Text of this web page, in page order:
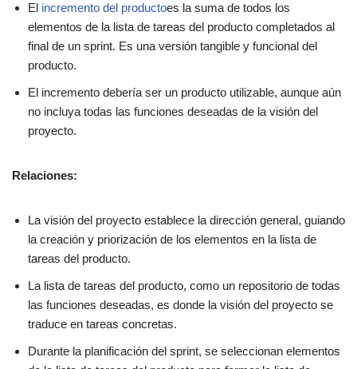
El incremento del productoes la suma de todos los
elementos de la lista de tareas del producto completados al
final de un sprint. Es una versión tangible y funcional del
producto.
El incremento debería ser un producto utilizable, aunque aún
no incluya todas las funciones deseadas de la visión del
proyecto.
Relaciones:
La visión del proyecto establece la dirección general, guiando
la creación y priorización de los elementos en la lista de
tareas del producto.
La lista de tareas del producto, como un repositorio de todas
las funciones deseadas, es donde la visión del proyecto se
traduce en tareas concretas.
Durante la planificación del sprint, se seleccionan elementos